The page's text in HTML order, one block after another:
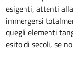
esigenti, attenti
immergersi
quegli elementi
esito di secoli, se